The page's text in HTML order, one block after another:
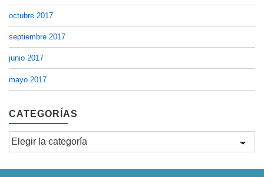
octubre 2017
septiembre 2017
junio 2017
mayo 2017
CATEGORÍAS
Categorías